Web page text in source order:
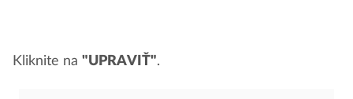
Kliknite na "UPRAVIŤ".